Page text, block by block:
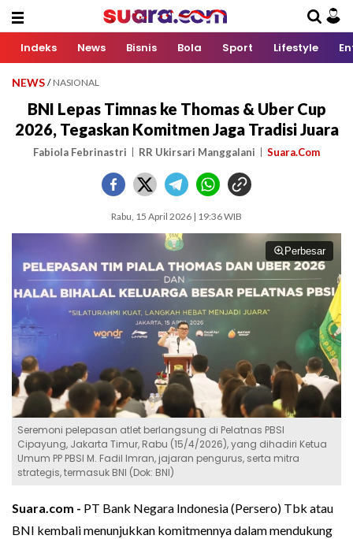
Indeks News Bisnis Bola Sport Lifestyle
NEWS / NASIONAL
BNI Lepas Timnas ke Thomas & Uber Cup
2026, Tegaskan Komitmen Jaga Tradisi Juara
Fabiola Febrinastri RR Ukirsari Manggalani Suara.Com
Rabu, 15 April 2026 | 19:36 WIB
Perbesar
Seremoni pelepasan atlet berlangsung di Pelatnas PBSI
Cipayung, Jakarta Timur, Rabu (15/4/2026), yang dihadiri Ketua
Umum PP PBSI M. Fadil Imran, jajaran pengurus, serta mitra
strategis, termasuk BNI (Dok: BNI)
Suara.com - PT Bank Negara Indonesia (Persero) Tbk atau
BNI kembali menunjukkan komitmennya dalam mendukung